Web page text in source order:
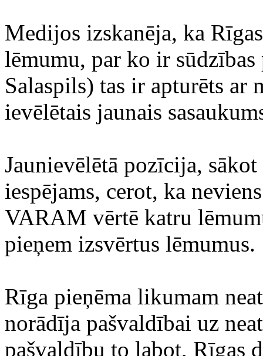
Medijos izskanēja, ka
lēmumu, par ko ir
Salaspils) tas ir apturēts
ievēlētais jaunais
Jaunievēlētā pozīcija,
iespējams, cerot, ka
VARAM vērtē katru
pieņem izsvērtus lēmumus.
Rīga pieņēma likumam
norādīja pašvaldībai uz
pašvaldību to labot, Rīgas